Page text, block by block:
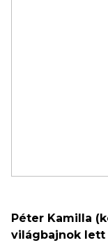
Péter Kamilla
világbajnok lett